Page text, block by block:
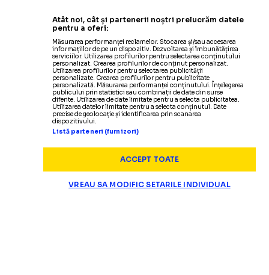
Atât noi, cât și partenerii noștri prelucrăm datele
pentru a oferi:
Măsurarea performanței reclamelor. Stocarea și/sau accesarea
informațiilor de pe un dispozitiv. Dezvoltarea și îmbunătățirea
serviciilor. Utilizarea profilurilor pentru selectarea conținutului
personalizat. Crearea profilurilor de conținut personalizat.
Utilizarea profilurilor pentru selectarea publicității
personalizate. Crearea profilurilor pentru publicitate
personalizată. Măsurarea performanței conținutului. Înțelegerea
publicului prin statistici sau combinații de date din surse
diferite. Utilizarea de date limitate pentru a selecta publicitatea.
Utilizarea datelor limitate pentru a selecta conținutul. Date
precise de geolocație și identificarea prin scanarea
dispozitivului.
Listă parteneri (furnizori)
ACCEPT TOATE
VREAU SA MODIFIC SETARILE INDIVIDUAL